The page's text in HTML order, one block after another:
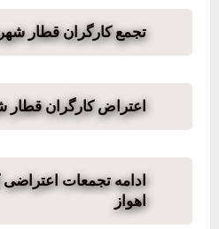
تجمع کارگران قطار
اعتراض کارگران قطار
ادامه تجمعات
اهواز